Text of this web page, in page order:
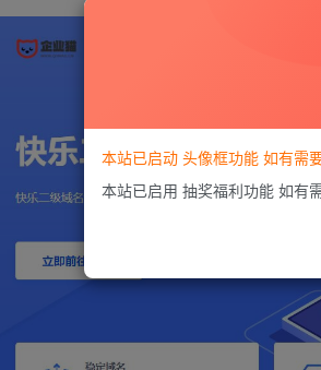
本站已启动 头像框功能 如有需
本站已启用 抽奖福利功能 如有